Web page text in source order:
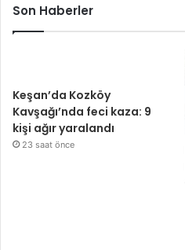
Son Haberler
Keşan’da Kozköy
Kavşağı’nda feci kaza: 9
kişi ağır yaralandı
23 saat önce